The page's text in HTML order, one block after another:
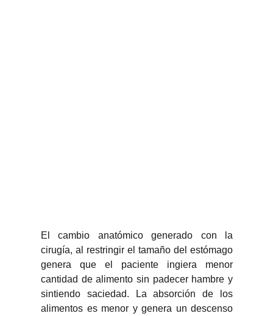
El cambio anatómico generado con la
cirugía, al restringir el tamaño del estómago
genera que el paciente ingiera menor
cantidad de alimento sin padecer hambre y
sintiendo saciedad. La absorción de los
alimentos es menor y genera un descenso